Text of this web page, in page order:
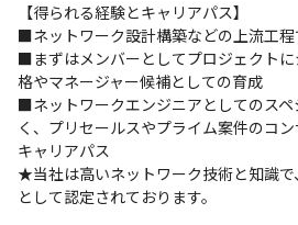
【得られる経験とキャリアパス】
■ネットワーク設計構築などの上流工
■まずはメンバーとしてプロジェクト
格やマネージャー候補としての育成
■ネットワークエンジニアとしてのス
く、プリセールスやプライム案件のコ
キャリアパス
★当社は高いネットワーク技術と知識
として認定されております。